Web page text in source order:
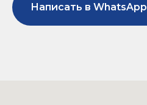
Написать в WhatsApp